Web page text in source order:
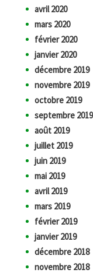
avril 2020
mars 2020
février 2020
janvier 2020
décembre 2019
novembre 2019
octobre 2019
septembre 2019
août 2019
juillet 2019
juin 2019
mai 2019
avril 2019
mars 2019
février 2019
janvier 2019
décembre 2018
novembre 2018